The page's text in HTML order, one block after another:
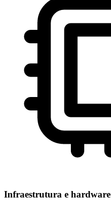
Infraestrutura e hardware